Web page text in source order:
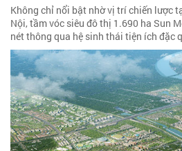
Không chỉ nổi bật nhờ vị trí chiến lược
Nội, tầm vóc siêu đô thị 1.690 ha Sun
nét thông qua hệ sinh thái tiện ích đặc